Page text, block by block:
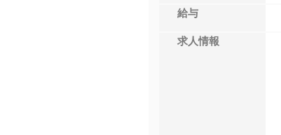
給与
求人情報